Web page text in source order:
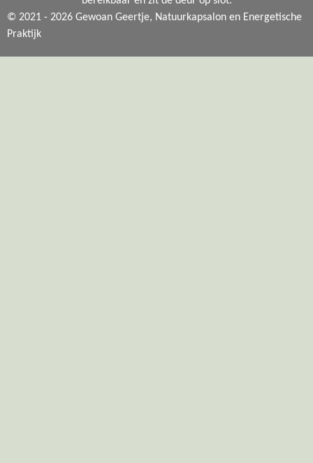
© 2021 - 2026 Gewoan Geertje, Natuurkapsalon en Energetische
Praktijk